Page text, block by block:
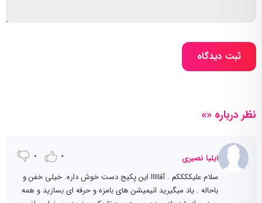
ثبت دیدگاه
نظر درباره «»
ایلیا نصیری 0
0
سلام علیککککم . آقااااا این پکیج دست خوش داره. خیلی خفن و
باحاله . یاد میگیرید انیمیشن های بامزه و حرفه ای بسازید و همه